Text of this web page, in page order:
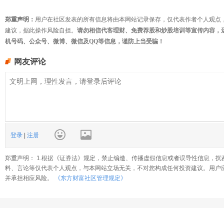
郑重声明： 用户在社区发表的所有信息将由本网站记录保存，仅代表作者个人观
建议，据此操作风险自担。 请勿相信代客理财、免费荐股和炒股培训等宣传内容
机号码、公众号、微博、微信及QQ等信息，谨防上当受骗！
网友评论
登录 | 注册
郑重声明： 1.根据《证券法》规定，禁止编造、传播虚假信息或者误导性信息，
料、言论等仅代表个人观点，与本网站立场无关，不对您构成任何投资建议。用
并承担相应风险。
《东方财富社区管理规定》